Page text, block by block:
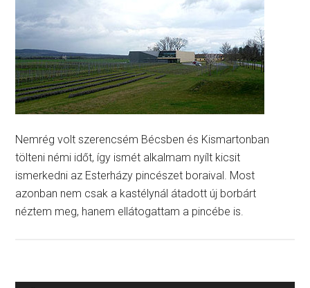
Nemrég volt szerencsém Bécsben és Kismartonban
tölteni némi időt, így ismét alkalmam nyílt kicsit
ismerkedni az Esterházy pincészet boraival. Most
azonban nem csak a kastélynál átadott új borbárt
néztem meg, hanem ellátogattam a pincébe is.